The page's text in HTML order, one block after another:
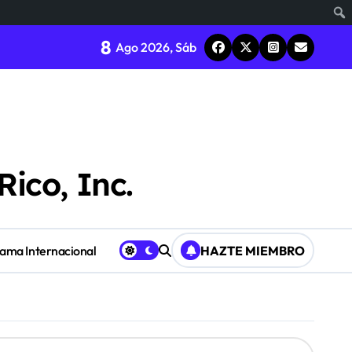
8 Ago 2026, Sáb
Inc.
Internacional HAZTE MIEMBRO